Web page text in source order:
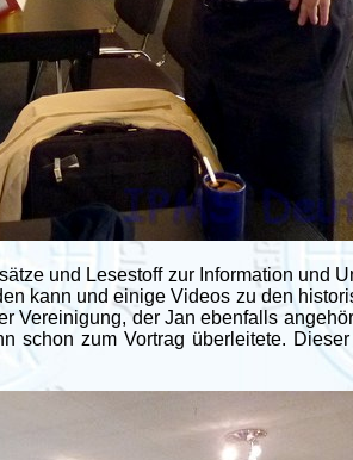
und Lesestoff zur Information und
kann und einige Videos zu den
der Jan ebenfalls
zum Vortrag überleitete.